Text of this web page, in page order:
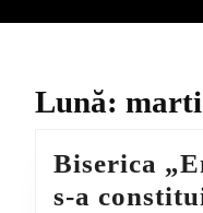
Lună:
Biserica
s-a